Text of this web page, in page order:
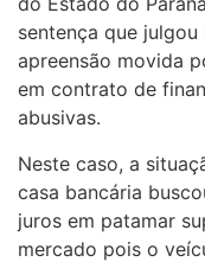
sentença que
apreensão movida
em contrato de
abusivas.
Neste caso, a
casa bancária
juros em patamar
mercado pois o